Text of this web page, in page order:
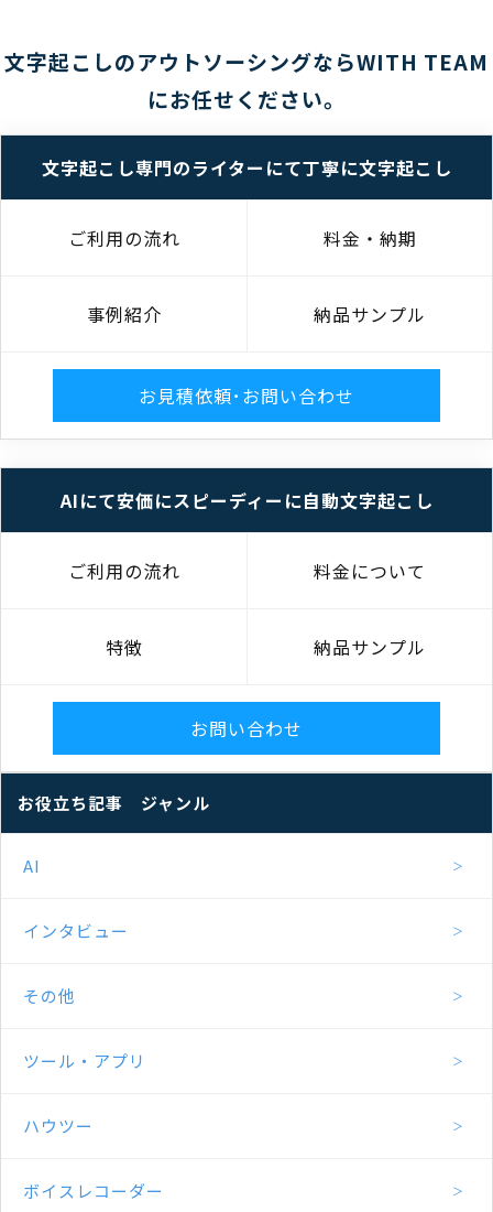
文字起こしのアウトソーシングならWITH TEAM
にお任せください。
文字起こし専門のライターにて丁寧に文字起こし
ご利用の流れ 料金・納期
事例紹介 納品サンプル
お見積依頼･お問い合わせ
AIにて安価にスピーディーに自動文字起こし
ご利用の流れ 料金について
特徴 納品サンプル
お問い合わせ
お役立ち記事 ジャンル
AI
インタビュー
その他
ツール・アプリ
ハウツー
ボイスレコーダー